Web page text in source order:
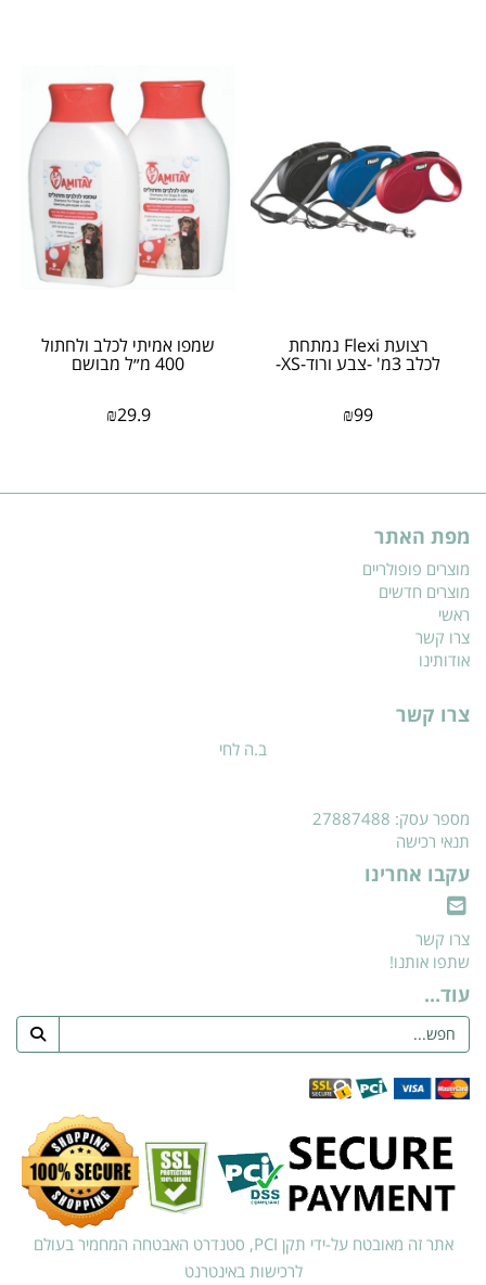
רצועת Flexi נמתחת
לכלב 3מ' -צבע ורוד-XS-
₪99
שמפו אמיתי לכלב ולחתול
400 מ״ל מבושם
₪29.9
מפת האתר
מוצרים פופולריים
מוצרים חדשים
ראשי
צרו קשר
אודותינו
צרו קשר
ב.ה לחי
מספר עסק: 27887488
תנאי רכישה
עקבו אחרינו
צרו קשר
שתפו אותנו!
עוד...
אתר זה מאובטח על-ידי תקן PCI, סטנדרט האבטחה המחמיר בעולם
לרכישות באינטרנט